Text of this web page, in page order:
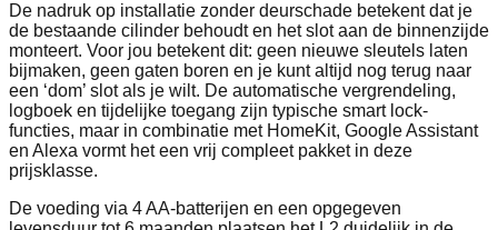
De nadruk op installatie zonder deurschade betekent dat je
de bestaande cilinder behoudt en het slot aan de binnenzijde
monteert. Voor jou betekent dit: geen nieuwe sleutels laten
bijmaken, geen gaten boren en je kunt altijd nog terug naar
een ‘dom’ slot als je wilt. De automatische vergrendeling,
logboek en tijdelijke toegang zijn typische smart lock-
functies, maar in combinatie met HomeKit, Google Assistant
en Alexa vormt het een vrij compleet pakket in deze
prijsklasse.
De voeding via 4 AA-batterijen en een opgegeven